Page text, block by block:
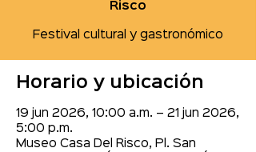
Risco
Festival cultural y gastronómico
Horario y ubicación
19 jun 2026, 10:00 a.m. – 21 jun 2026,
5:00 p.m.
Museo Casa Del Risco, Pl. San